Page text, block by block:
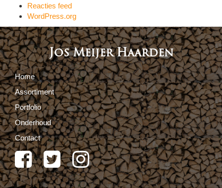
Reacties feed
WordPress.org
Jos Meijer Haarden
Home
Assortiment
Portfolio
Onderhoud
Contact